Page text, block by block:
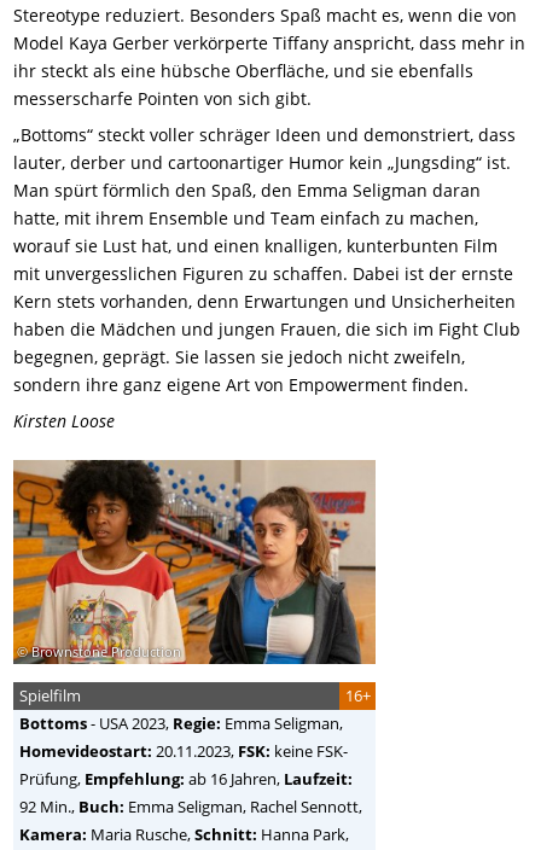
Stereotype reduziert. Besonders Spaß macht es, wenn die von
Model Kaya Gerber verkörperte Tiffany anspricht, dass mehr in
ihr steckt als eine hübsche Oberfläche, und sie ebenfalls
messerscharfe Pointen von sich gibt.
„Bottoms“ steckt voller schräger Ideen und demonstriert, dass
lauter, derber und cartoonartiger Humor kein „Jungsding“ ist.
Man spürt förmlich den Spaß, den Emma Seligman daran
hatte, mit ihrem Ensemble und Team einfach zu machen,
worauf sie Lust hat, und einen knalligen, kunterbunten Film
mit unvergesslichen Figuren zu schaffen. Dabei ist der ernste
Kern stets vorhanden, denn Erwartungen und Unsicherheiten
haben die Mädchen und jungen Frauen, die sich im Fight Club
begegnen, geprägt. Sie lassen sie jedoch nicht zweifeln,
sondern ihre ganz eigene Art von Empowerment finden.
Kirsten Loose
© Brownstone Production
16+
Spielfilm
Bottoms- USA2023, Regie: Emma Seligman,
Homevideostart: 20.11.2023, FSK: keine FSK-
Prüfung, Empfehlung: ab 16 Jahren, Laufzeit:
92 Min., Buch: Emma Seligman, Rachel Sennott,
Kamera: Maria Rusche,Schnitt: Hanna Park,